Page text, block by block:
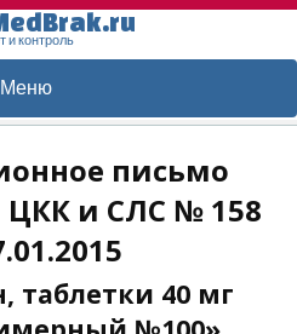
и контроль
Меню
письмо
и СЛС № 158
таблетки 40 мг